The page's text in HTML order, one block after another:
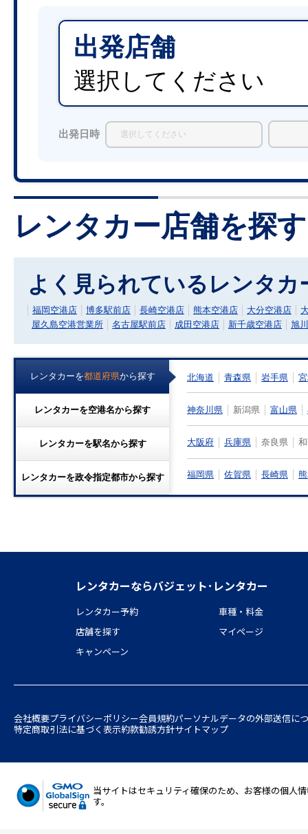
出発店舗
選択してください
出発日時
レンタカー店舗を探す
よく見られているレンタカ
福岡空港店 博多駅前店 長崎空港店 熊本空港店 大分空港店
屋久島空港営業所
名古屋駅前店 成田空港店 新千歳空港店 旭
レンタカーを都道府県から探す
レンタカーを空港名から探す
レンタカーを駅名から探す
レンタカーを政令指定都市から探す
北海道 青森県 岩手県
神奈川県 新潟県 富山県
大阪府 兵庫県 奈良県
福岡県 佐賀県 長崎県
レンタカーならバジェット･レンタカー
レンタカー予約
店舗を探す
キャンペーン
車種・料金
マイページ
会社概要プライバシーポリシー会員規約パーソナルデータの外部送信に
特定商取引法に基づく表示約款勧誘方針サイトマップ
当サイトはセキュリティ確保のため、お客様の個人
す。